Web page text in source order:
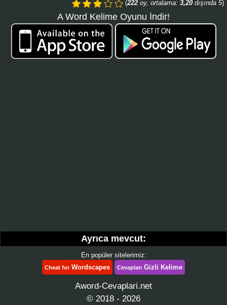
(222 oy, ortalama: 3,20 dışında 5)
A Word Kelime Oyunu İndir!
Ayrıca mevcut:
En popüler sitelerimiz:
Cheat forWordscapes Cevapları Gizli Kelime
Aword-Cevaplari.net
© 2018 - 2026